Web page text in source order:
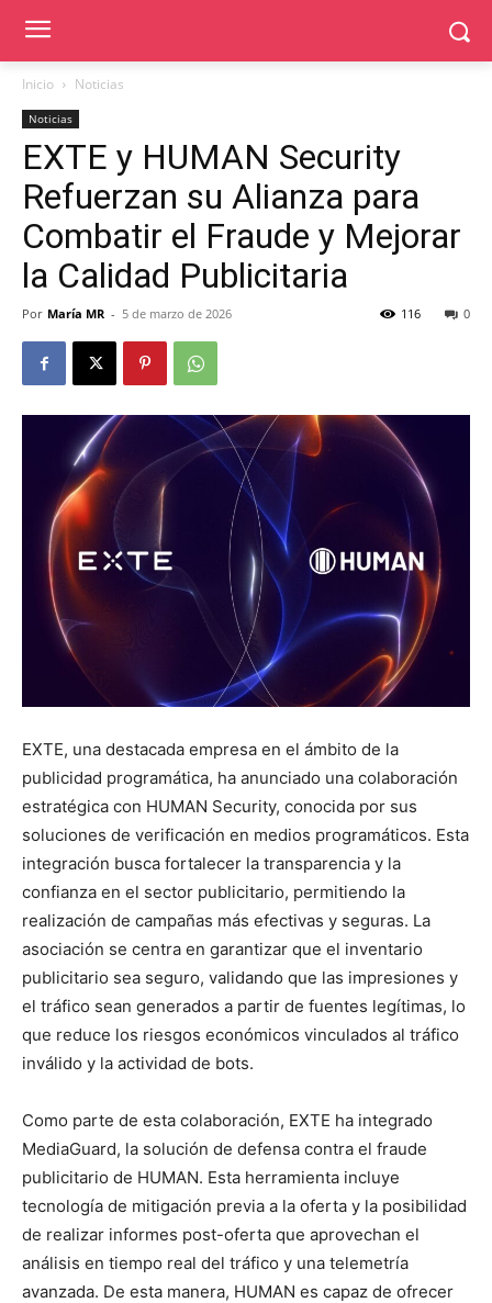
Inicio Noticias
Noticias
EXTE y HUMAN Security
Refuerzan su Alianza para
Combatir el Fraude y Mejorar
la Calidad Publicitaria
Por María MR - 5 de marzo de 2026 0
116
EXTE, una destacada empresa en el ámbito de la
publicidad programática, ha anunciado una colaboración
estratégica con HUMAN Security, conocida por sus
soluciones de verificación en medios programáticos. Esta
integración busca fortalecer la transparencia y la
confianza en el sector publicitario, permitiendo la
realización de campañas más efectivas y seguras. La
asociación se centra en garantizar que el inventario
publicitario sea seguro, validando que las impresiones y
el tráfico sean generados a partir de fuentes legítimas, lo
que reduce los riesgos económicos vinculados al tráfico
inválido y la actividad de bots.
Como parte de esta colaboración, EXTE ha integrado
MediaGuard, la solución de defensa contra el fraude
publicitario de HUMAN. Esta herramienta incluye
tecnología de mitigación previa a la oferta y la posibilidad
de realizar informes post-oferta que aprovechan el
análisis en tiempo real del tráfico y una telemetría
avanzada. De esta manera, HUMAN es capaz de ofrecer